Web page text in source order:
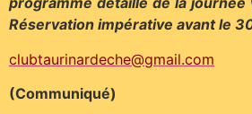
Réservation impérative avant le
clubtaurinardeche@gmail.com
(Communiqué)